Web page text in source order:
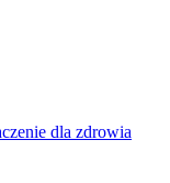
dla zdrowia